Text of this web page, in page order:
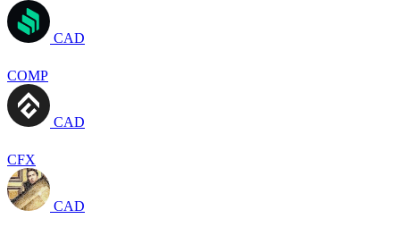
CAD
COMP
CAD
CFX
CAD